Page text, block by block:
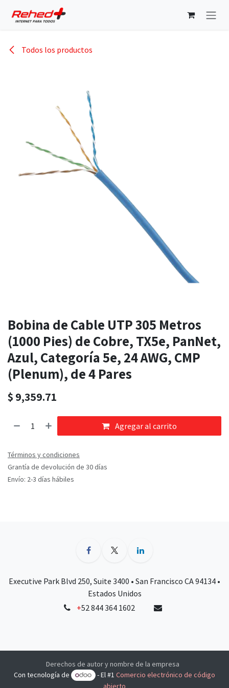
Todos los productos
Bobina de Cable UTP 305 Metros
(1000 Pies) de Cobre, TX5e, PanNet,
Azul, Categoría 5e, 24 AWG, CMP
(Plenum), de 4 Pares
$ 9,359.71
Agregar al carrito
Términos y condiciones
Grantía de devolución de 30 días
Envío: 2-3 días hábiles
Executive Park Blvd 250, Suite 3400 • San Francisco CA 94134 •
Estados Unidos
+52 844 364 1602
Derechos de autor y nombre de la empresa
Con tecnología de
- El #1Comercio electrónico de código
abierto